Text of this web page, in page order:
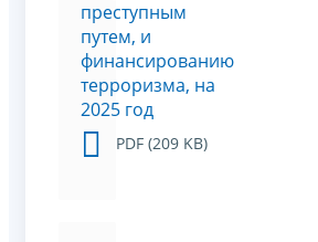
преступным
путем, и
финансированию
терроризма, на
2025 год
PDF (209 KB)